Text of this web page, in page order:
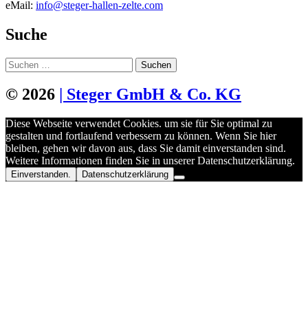
eMail: info@steger-hallen-zelte.com
Suche
Suchen
nach:
© 2026 | Steger GmbH & Co. KG
Diese Webseite verwendet Cookies. um sie für Sie optimal zu
gestalten und fortlaufend verbessern zu können. Wenn Sie hier
bleiben, gehen wir davon aus, dass Sie damit einverstanden sind.
Weitere Informationen finden Sie in unserer Datenschutzerklärung.
Einverstanden. Datenschutzerklärung